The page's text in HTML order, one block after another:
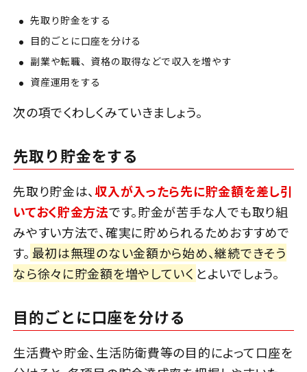
先取り貯金をする
目的ごとに口座を分ける
副業や転職、資格の取得などで収入を増やす
資産運用をする
次の項でくわしくみていきましょう。
先取り貯金をする
先取り貯金は、収入が入ったら先に貯金額を差し引
いておく貯金方法です。貯金が苦手な人でも取り組
みやすい方法で、確実に貯められるためおすすめで
す。 最初は無理のない金額から始め、継続できそう
なら徐々に貯金額を増やしていく とよいでしょう。
目的ごとに口座を分ける
生活費や貯金、生活防衛費等の目的によって口座を